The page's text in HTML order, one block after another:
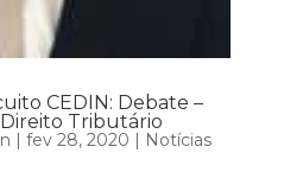
CEDIN: Debate –
Tributário
fev 28, 2020 Notícias